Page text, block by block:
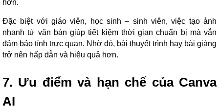
hơn.
Đặc biệt với giáo viên, học sinh – sinh viên, việc tạo ảnh
nhanh từ văn bản giúp tiết kiệm thời gian chuẩn bị mà vẫn
đảm bảo tính trực quan. Nhờ đó, bài thuyết trình hay bài giảng
trở nên hấp dẫn và hiệu quả hơn.
7. Ưu điểm và hạn chế của Canva
AI